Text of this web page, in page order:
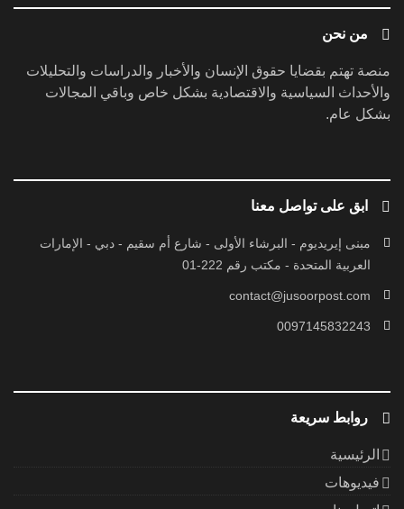
من نحن
منصة تهتم بقضايا حقوق الإنسان والأخبار والدراسات والتحليلات
والأحداث السياسية والاقتصادية بشكل خاص وباقي المجالات
بشكل عام.
ابق على تواصل معنا
مبنى إيريديوم - البرشاء الأولى - شارع أم سقيم - دبي - الإمارات
العربية المتحدة - مكتب رقم 222-01
contact@jusoorpost.com
0097145832243
روابط سريعة
الرئيسية
فيديوهات